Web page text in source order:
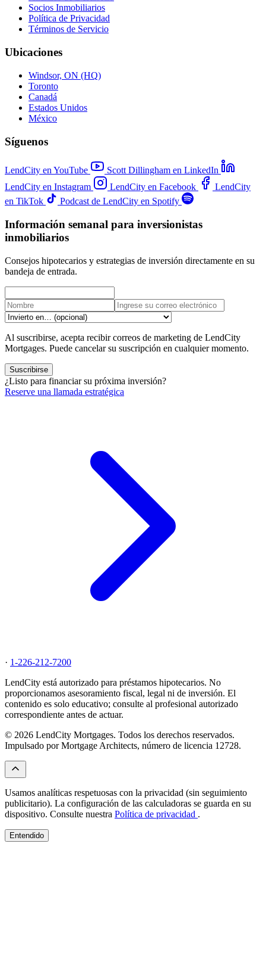
Socios Inmobiliarios
Política de Privacidad
Términos de Servicio
Ubicaciones
Windsor, ON (HQ)
Toronto
Canadá
Estados Unidos
México
Síguenos
LendCity en YouTube
Scott Dillingham en LinkedIn
LendCity en Instagram
LendCity en Facebook
LendCity
en TikTok
Podcast de LendCity en Spotify
Información semanal para inversionistas
inmobiliarios
Consejos hipotecarios y estrategias de inversión directamente en su
bandeja de entrada.
Al suscribirse, acepta recibir correos de marketing de LendCity
Mortgages. Puede cancelar su suscripción en cualquier momento.
Suscribirse
¿Listo para financiar su próxima inversión?
Reserve una llamada estratégica
· 1-226-212-7200
LendCity está autorizado para préstamos hipotecarios. No
proporcionamos asesoramiento fiscal, legal ni de inversión. El
contenido es solo educativo; consulte al profesional autorizado
correspondiente antes de actuar.
© 2026 LendCity Mortgages. Todos los derechos reservados.
Impulsado por Mortgage Architects, número de licencia 12728.
Usamos analíticas respetuosas con la privacidad (sin seguimiento
publicitario). La configuración de las calculadoras se guarda en su
dispositivo. Consulte nuestra Política de privacidad .
Entendido